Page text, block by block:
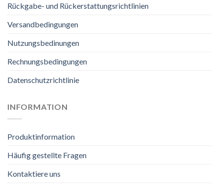
Rückgabe- und Rückerstattungsrichtlinien
Versandbedingungen
Nutzungsbedinungen
Rechnungsbedingungen
Datenschutzrichtlinie
INFORMATION
Produktinformation
Häufig gestellte Fragen
Kontaktiere uns